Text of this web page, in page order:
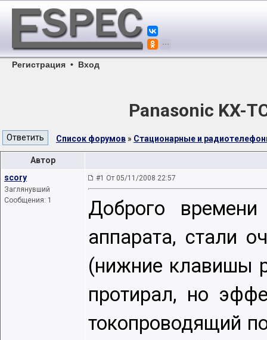
Регистрация • Вход
Panasonic KX-
Список форумов » Стационарные и
Автор
scory
Заглянувший
Сообщения: 1
#1 От 05/11/2008 22:57
Доброго
аппарата, стали
(нижние клавишы
протирал, но
токопроводящий